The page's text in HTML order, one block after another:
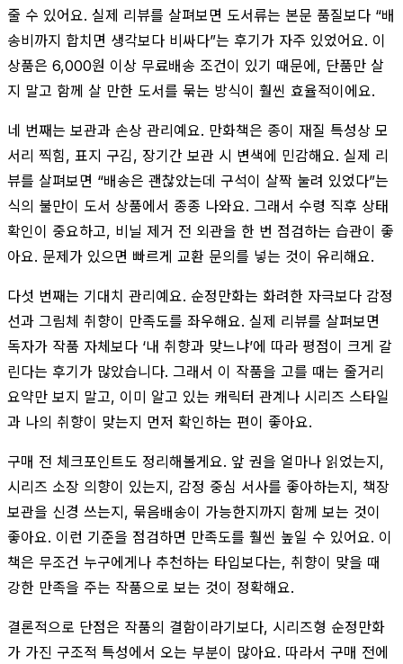
줄 수 있어요. 실제 리뷰를 살펴보면 도서류는 본문 품질보다 “배
송비까지 합치면 생각보다 비싸다”는 후기가 자주 있었어요. 이
상품은 6,000원 이상 무료배송 조건이 있기 때문에, 단품만 살
지 말고 함께 살 만한 도서를 묶는 방식이 훨씬 효율적이에요.
네 번째는 보관과 손상 관리예요. 만화책은 종이 재질 특성상 모
서리 찍힘, 표지 구김, 장기간 보관 시 변색에 민감해요. 실제 리
뷰를 살펴보면 “배송은 괜찮았는데 구석이 살짝 눌려 있었다”는
식의 불만이 도서 상품에서 종종 나와요. 그래서 수령 직후 상태
확인이 중요하고, 비닐 제거 전 외관을 한 번 점검하는 습관이 좋
아요. 문제가 있으면 빠르게 교환 문의를 넣는 것이 유리해요.
다섯 번째는 기대치 관리예요. 순정만화는 화려한 자극보다 감정
선과 그림체 취향이 만족도를 좌우해요. 실제 리뷰를 살펴보면
독자가 작품 자체보다 ‘내 취향과 맞느냐’에 따라 평점이 크게 갈
린다는 후기가 많았습니다. 그래서 이 작품을 고를 때는 줄거리
요약만 보지 말고, 이미 알고 있는 캐릭터 관계나 시리즈 스타일
과 나의 취향이 맞는지 먼저 확인하는 편이 좋아요.
구매 전 체크포인트도 정리해볼게요. 앞 권을 얼마나 읽었는지,
시리즈 소장 의향이 있는지, 감정 중심 서사를 좋아하는지, 책장
보관을 신경 쓰는지, 묶음배송이 가능한지까지 함께 보는 것이
좋아요. 이런 기준을 점검하면 만족도를 훨씬 높일 수 있어요. 이
책은 무조건 누구에게나 추천하는 타입보다는, 취향이 맞을 때
강한 만족을 주는 작품으로 보는 것이 정확해요.
결론적으로 단점은 작품의 결함이라기보다, 시리즈형 순정만화
가 가진 구조적 특성에서 오는 부분이 많아요. 따라서 구매 전에